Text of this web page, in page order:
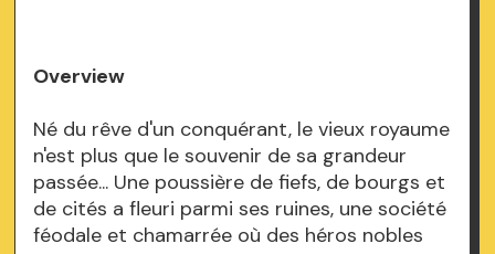
Overview
Né du rêve d'un conquérant, le vieux royaume
n'est plus que le souvenir de sa grandeur
passée... Une poussière de fiefs, de bourgs et
de cités a fleuri parmi ses ruines, une société
féodale et chamarrée où des héros nobles